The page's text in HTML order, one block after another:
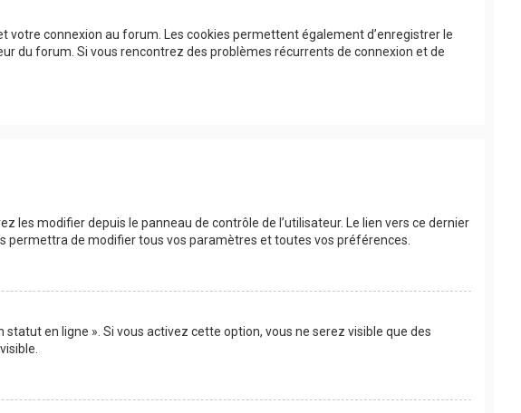
connexion au forum. Les cookies permettent également d’enregistrer le
du forum. Si vous rencontrez des problèmes récurrents de connexion et de
les modifier depuis le panneau de contrôle de l’utilisateur. Le lien vers ce dernier
permettra de modifier tous vos paramètres et toutes vos préférences.
en ligne ». Si vous activez cette option, vous ne serez visible que des